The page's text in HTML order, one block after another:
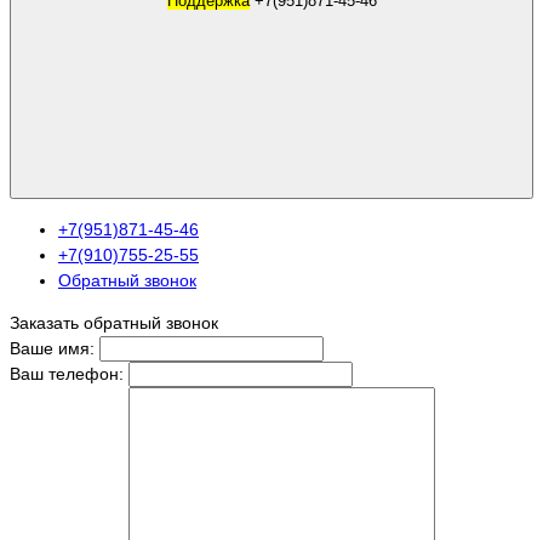
+7(951)871-45-46
+7(910)755-25-55
Обратный звонок
Заказать обратный звонок
Ваше имя:
Ваш телефон: